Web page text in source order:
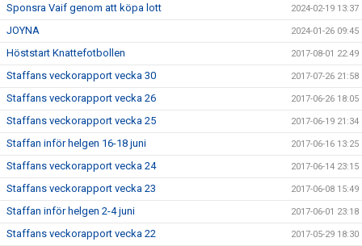
Sponsra Vaif genom att köpa lott 2024-02-19 13:37
JOYNA 2024-01-26 09:45
Höststart Knattefotbollen 2017-08-01 22:49
Staffans veckorapport vecka 30 2017-07-26 21:58
Staffans veckorapport vecka 26 2017-06-26 18:05
Staffans veckorapport vecka 25 2017-06-19 21:34
Staffan inför helgen 16-18 juni 2017-06-16 13:25
Staffans veckorapport vecka 24 2017-06-14 23:15
Staffans veckorapport vecka 23 2017-06-08 15:49
Staffan inför helgen 2-4 juni 2017-06-01 23:18
Staffans veckorapport vecka 22 2017-05-29 18:30